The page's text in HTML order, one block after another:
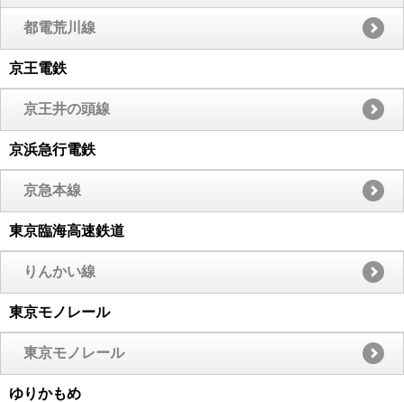
都電荒川線
京王電鉄
京王井の頭線
京浜急行電鉄
京急本線
東京臨海高速鉄道
りんかい線
東京モノレール
東京モノレール
ゆりかもめ